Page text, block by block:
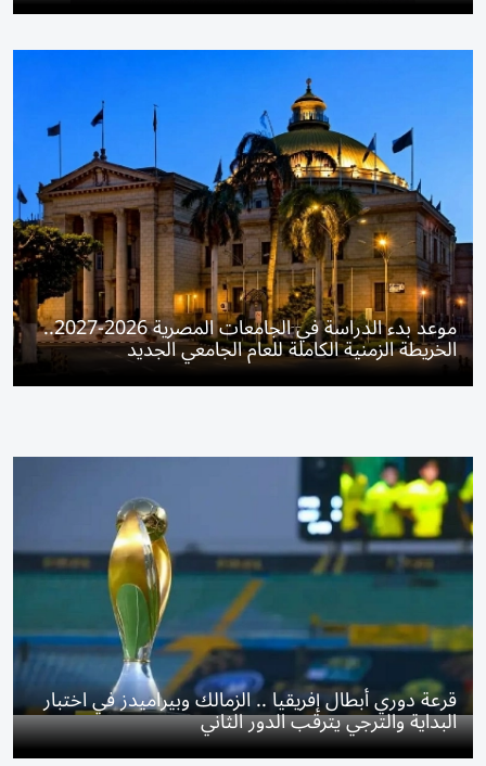
موعد بدء الدراسة في الجامعات المصرية 2026-2027..
الخريطة الزمنية الكاملة للعام الجامعي الجديد
قرعة دوري أبطال إفريقيا .. الزمالك وبيراميدز في اختبار
البداية والترجي يترقب الدور الثاني